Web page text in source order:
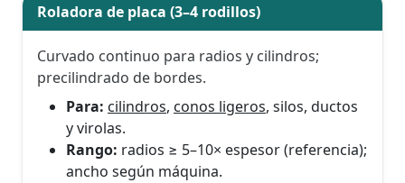
Roladora de placa (3–4 rodillos)
Curvado continuo para radios y cilindros;
precilindrado de bordes.
Para: cilindros, conos ligeros, silos, ductos
y virolas.
Rango: radios ≥ 5–10× espesor (referencia);
ancho según máquina.